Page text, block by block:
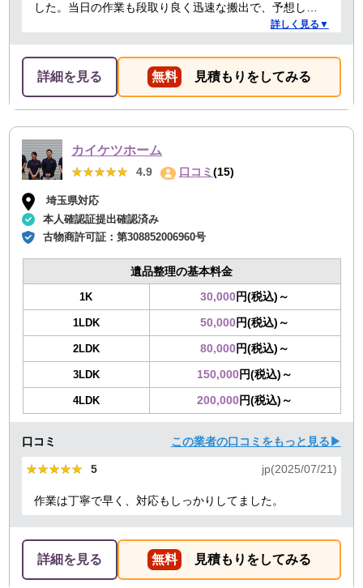
した。当日の作業も段取り良く迅速な搬出で、予想して
いた時間よりも短時間で完了。 事前打ち合わせ・当日作
したくなるような感想です。
詳しく見る▼
詳細を見る 無料 見積もりをしてみる
カイケツホーム
★★★★★
★★★★★ 4.9 口コミ(15)
埼玉県対応
本人確認証提出確認済み
古物商許可証：第308852006960号
遺品整理の基本料金
1K 30,000円(税込)～
1LDK 50,000円(税込)～
2LDK 80,000円(税込)～
3LDK 150,000円(税込)～
4LDK 200,000円(税込)～
口コミ この業者の口コミをもっと見る▶
★★★★★
★★★★★ 5 jp(2025/07/21)
作業は丁寧で早く、対応もしっかりしてました。
詳細を見る 無料 見積もりをしてみる